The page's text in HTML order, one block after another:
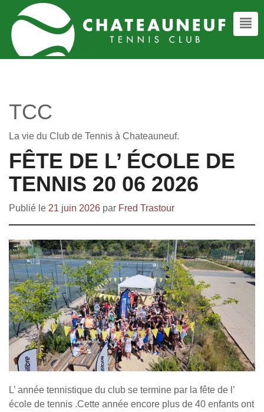
TCC
La vie du Club de Tennis à Chateauneuf.
FÊTE DE L’ ÉCOLE DE
TENNIS 20 06 2026
Publié le 21 juin 2026 par Fred Trastour
L’ année tennistique du club se termine par la fête de l’
école de tennis .Cette année encore plus de 40 enfants ont